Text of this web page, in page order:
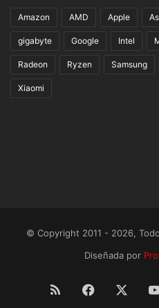
Amazon AMD Apple
gigabyte Google Intel
Radeon Ryzen Samsung
Xiaomi
© Copyright 2011 - 2026,
Diseñada por
RSS Facebook